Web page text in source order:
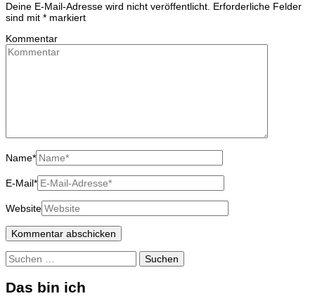
Deine E-Mail-Adresse wird nicht veröffentlicht. Erforderliche Felder
sind mit * markiert
Kommentar
Name*
E-Mail*
Website
Suchen
nach:
Das bin ich